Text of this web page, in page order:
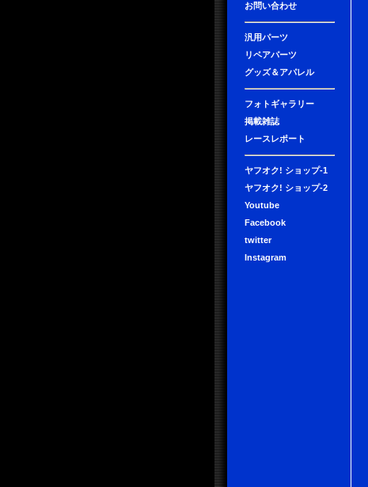
お問い合わせ
汎用パーツ
リペアパーツ
グッズ＆アパレル
フォトギャラリー
掲載雑誌
レースレポート
ヤフオク! ショップ-1
ヤフオク! ショップ-2
Youtube
Facebook
twitter
Instagram